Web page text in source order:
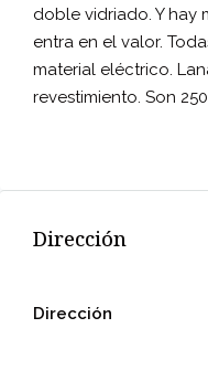
doble vidriado. Y hay
entra en el valor.
material eléctrico.
revestimiento. Son
Dirección
Dirección